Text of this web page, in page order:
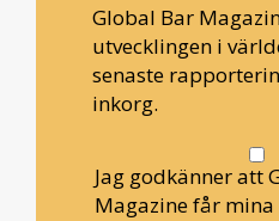
Global Bar
utvecklingen i
senaste
inkorg.
Jag godkänner att
Magazine får